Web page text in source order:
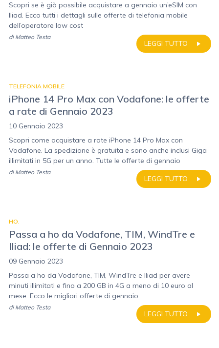
Scopri se è già possibile acquistare a gennaio un’eSIM con
Iliad. Ecco tutti i dettagli sulle offerte di telefonia mobile
dell’operatore low cost
LEGGI TUTTO
di Matteo Testa
TELEFONIA MOBILE
iPhone 14 Pro Max con Vodafone: le offerte
a rate di Gennaio 2023
10 Gennaio 2023
Scopri come acquistare a rate iPhone 14 Pro Max con
Vodafone. La spedizione è gratuita e sono anche inclusi Giga
illimitati in 5G per un anno. Tutte le offerte di gennaio
LEGGI TUTTO
di Matteo Testa
HO.
Passa a ho da Vodafone, TIM, WindTre e
Iliad: le offerte di Gennaio 2023
09 Gennaio 2023
Passa a ho da Vodafone, TIM, WindTre e Iliad per avere
minuti illimitati e fino a 200 GB in 4G a meno di 10 euro al
mese. Ecco le migliori offerte di gennaio
LEGGI TUTTO
di Matteo Testa